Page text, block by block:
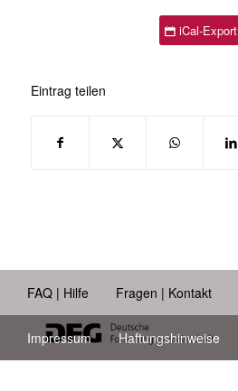
iCal-Export
Eintrag teilen
FAQ | Hilfe Fragen | Kontakt
Impressum Haftungshinweise